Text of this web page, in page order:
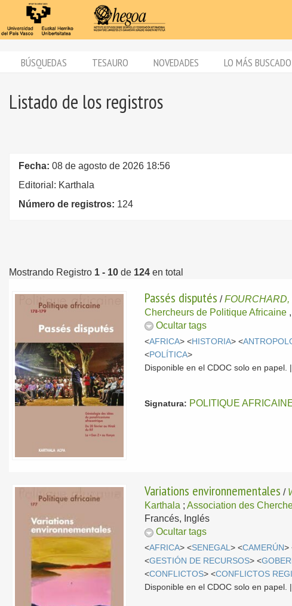
BÚSQUEDAS TESAURO NOVEDADES LO MÁS BUSCADO
Listado de los registros
Fecha: 08 de agosto de 2026 18:56
Editorial: Karthala
Número de registros: 124
Mostrando Registro 1 - 10 de 124 en total
Passés disputés /FOURCHARD,
Chercheurs de Politique Africaine
Ocultar tags
<AFRICA> <HISTORIA> <
<POLÍTICA>
Disponible en el CDOC solo en
Signatura: POLITIQUE
Variations environnementales /
Karthala ;Association des
Francés, Inglés
Ocultar tags
<AFRICA> <SENEGAL> <CAMERÚN>
<GESTIÓN DE RECURSOS> <
<CONFLICTOS> <CONFLICTOS
Disponible en el CDOC solo en